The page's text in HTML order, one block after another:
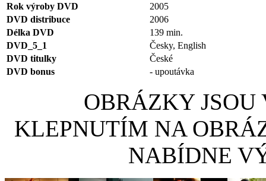
Rok výroby DVD
2005
DVD distribuce
2006
Délka DVD
139 min.
DVD_5_1
Česky, English
DVD titulky
České
DVD bonus
- upoutávka
OBRÁZKY
KLEPNUTÍM NA
NABÍDNE